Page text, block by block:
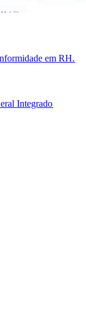
em RH.​​
Integrado​​